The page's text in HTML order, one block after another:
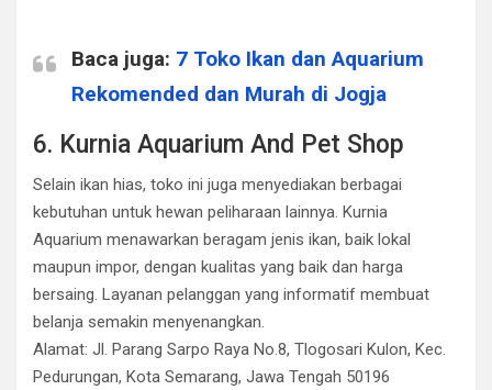
Baca juga: 7 Toko Ikan dan Aquarium
Rekomended dan Murah di Jogja
6. Kurnia Aquarium And Pet Shop
Selain ikan hias, toko ini juga menyediakan berbagai
kebutuhan untuk hewan peliharaan lainnya. Kurnia
Aquarium menawarkan beragam jenis ikan, baik lokal
maupun impor, dengan kualitas yang baik dan harga
bersaing. Layanan pelanggan yang informatif membuat
belanja semakin menyenangkan.
Alamat: Jl. Parang Sarpo Raya No.8, Tlogosari Kulon, Kec.
Pedurungan, Kota Semarang, Jawa Tengah 50196